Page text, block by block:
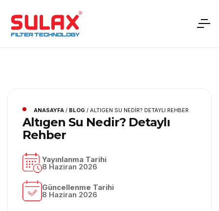
ANASAYFA / BLOG / ALTIGEN SU NEDIR? DETAYLI REHBER
Altıgen Su Nedir? Detaylı
Rehber
Yayınlanma Tarihi
8 Haziran 2026
Güncellenme Tarihi
8 Haziran 2026